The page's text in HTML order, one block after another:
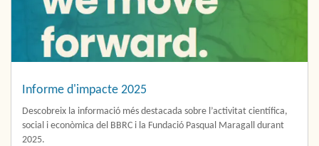
Informe d'impacte 2025
Descobreix la informació més destacada sobre l’activitat científica,
social i econòmica del BBRC i la Fundació Pasqual Maragall durant
2025.